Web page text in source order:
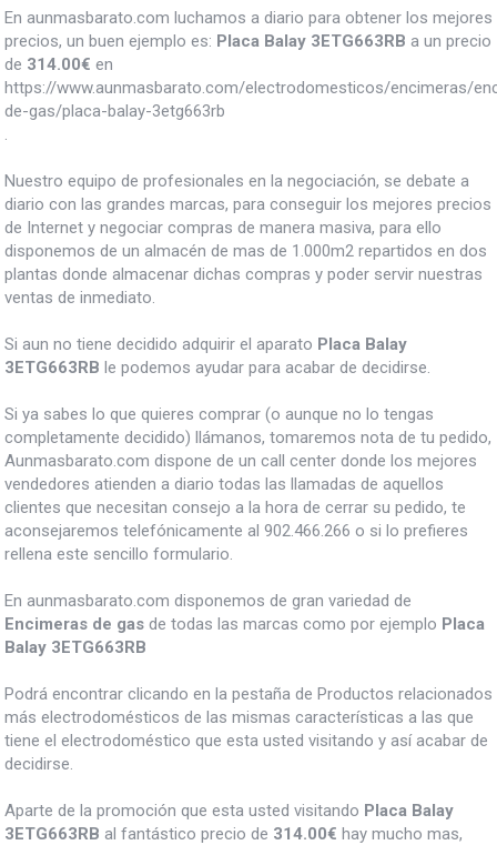
En aunmasbarato.com luchamos a diario para obtener los mejores
precios, un buen ejemplo es: Placa Balay 3ETG663RB a un precio
de 314.00€ en
https://www.aunmasbarato.com/electrodomesticos/encimeras/
de-gas/placa-balay-3etg663rb
Nuestro equipo de profesionales en la negociación, se debate a
diario con las grandes marcas, para conseguir los mejores precios
de Internet y negociar compras de manera masiva, para ello
disponemos de un almacén de mas de 1.000m2 repartidos en dos
plantas donde almacenar dichas compras y poder servir nuestras
ventas de inmediato.
Si aun no tiene decidido adquirir el aparato Placa Balay
3ETG663RB le podemos ayudar para acabar de decidirse.
Si ya sabes lo que quieres comprar (o aunque no lo tengas
completamente decidido) llámanos, tomaremos nota de tu pedido,
Aunmasbarato.com dispone de un call center donde los mejores
vendedores atienden a diario todas las llamadas de aquellos
clientes que necesitan consejo a la hora de cerrar su pedido, te
aconsejaremos telefónicamente al 902.466.266 o si lo prefieres
rellena este sencillo formulario.
En aunmasbarato.com disponemos de gran variedad de
Encimeras de gas de todas las marcas como por ejemplo Placa
Balay 3ETG663RB
Podrá encontrar clicando en la pestaña de Productos relacionados
más electrodomésticos de las mismas características a las que
tiene el electrodoméstico que esta usted visitando y así acabar de
decidirse.
Aparte de la promoción que esta usted visitando Placa Balay
3ETG663RB al fantástico precio de 314.00€ hay mucho mas,